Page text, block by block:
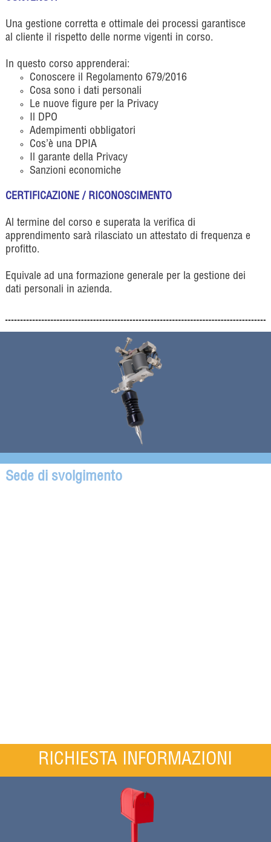
Una gestione corretta e ottimale dei processi garantisce
al cliente il rispetto delle norme vigenti in corso.
In questo corso apprenderai:
Conoscere il Regolamento 679/2016
Cosa sono i dati personali
Le nuove figure per la Privacy
Il DPO
Adempimenti obbligatori
Cos’è una DPIA
Il garante della Privacy
Sanzioni economiche
CERTIFICAZIONE / RICONOSCIMENTO
Al termine del corso e superata la verifica di
apprendimento sarà rilasciato un attestato di frequenza e
profitto.
Equivale ad una formazione generale per la gestione dei
dati personali in azienda.
Sede di svolgimento
RICHIESTA INFORMAZIONI